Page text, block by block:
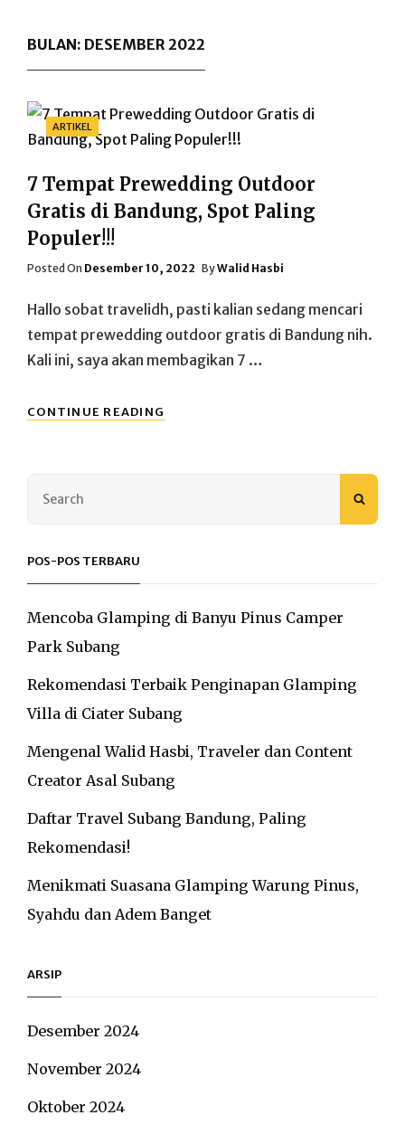
BULAN: DESEMBER 2022
Categories
ARTIKEL
7 Tempat Prewedding Outdoor
Gratis di Bandung, Spot Paling
Populer!!!
Posted On Posted
Desember 10, 2022 ByWalid Hasbi
Hallo sobat travelidh, pasti kalian sedang mencari
tempat prewedding outdoor gratis di Bandung nih.
Kali ini, saya akan membagikan 7 …
CONTINUE READING
TEMPAT
POS-POS TERBARU
Mencoba Glamping di Banyu Pinus Camper
Park Subang
Rekomendasi Terbaik Penginapan Glamping
Villa di Ciater Subang
Mengenal Walid Hasbi, Traveler dan Content
Creator Asal Subang
Daftar Travel Subang Bandung, Paling
Rekomendasi!
Menikmati Suasana Glamping Warung Pinus,
Syahdu dan Adem Banget
ARSIP
Desember 2024
November 2024
Oktober 2024